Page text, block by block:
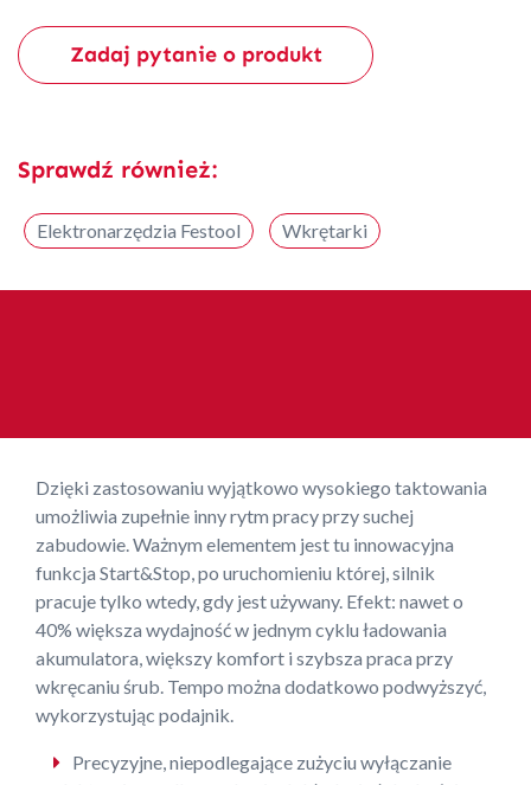
Zadaj pytanie o produkt
Sprawdź również:
Elektronarzędzia Festool Wkrętarki
Dzięki zastosowaniu wyjątkowo wysokiego taktowania
umożliwia zupełnie inny rytm pracy przy suchej
zabudowie. Ważnym elementem jest tu innowacyjna
funkcja Start&Stop, po uruchomieniu której, silnik
pracuje tylko wtedy, gdy jest używany. Efekt: nawet o
40% większa wydajność w jednym cyklu ładowania
akumulatora, większy komfort i szybsza praca przy
wkręcaniu śrub. Tempo można dodatkowo podwyższyć,
wykorzystując podajnik.
Precyzyjne, niepodlegające zużyciu wyłączanie